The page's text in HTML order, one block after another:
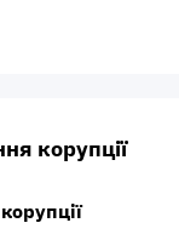
корупції